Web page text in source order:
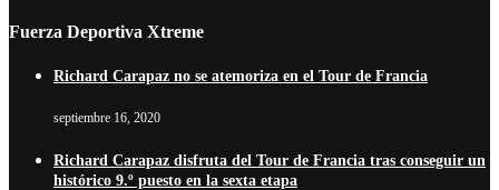
Fuerza Deportiva Xtreme
Richard Carapaz no se atemoriza en el Tour de Francia
septiembre 16, 2020
Richard Carapaz disfruta del Tour de Francia tras conseguir un
histórico 9.º puesto en la sexta etapa